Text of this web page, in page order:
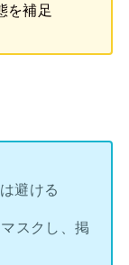
を補足
避ける
スクし、掲